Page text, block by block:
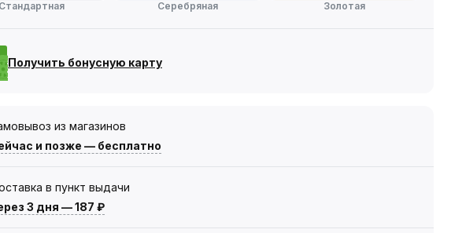
Стандартная
Серебряная
Золотая
Получить бонусную карту
из магазинов
и позже — бесплатно
в пункт выдачи
3 дня —187 ₽